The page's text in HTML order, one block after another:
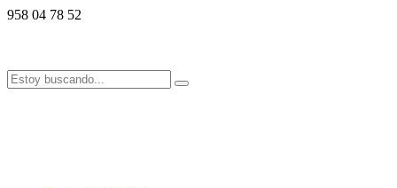
958 04 78 52